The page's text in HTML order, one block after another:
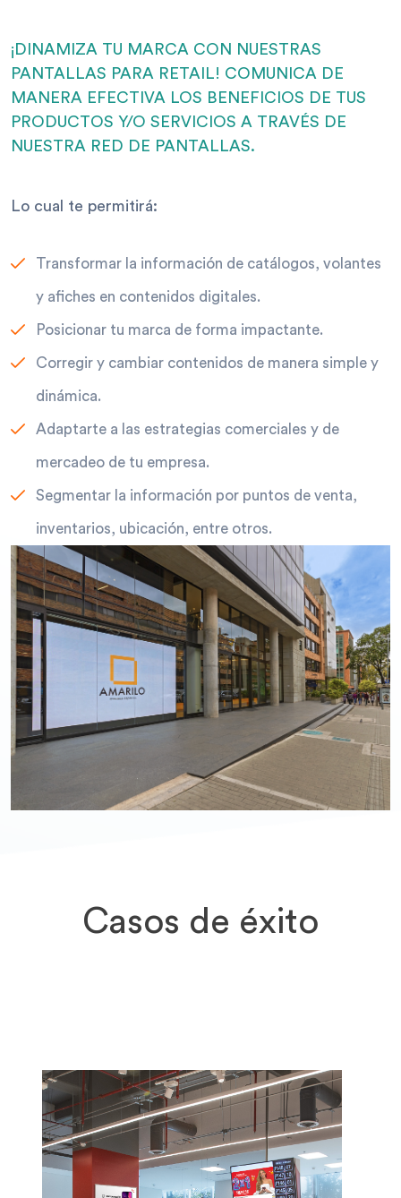
¡DINAMIZA TU MARCA CON NUESTRAS
PANTALLAS PARA RETAIL! COMUNICA DE
MANERA EFECTIVA LOS BENEFICIOS DE TUS
PRODUCTOS Y/O SERVICIOS A TRAVÉS DE
NUESTRA RED DE PANTALLAS.
Lo cual te permitirá:
Transformar la información de catálogos, volantes
y afiches en contenidos digitales.
Posicionar tu marca de forma impactante.
Corregir y cambiar contenidos de manera simple y
dinámica.
Adaptarte a las estrategias comerciales y de
mercadeo de tu empresa.
Segmentar la información por puntos de venta,
inventarios, ubicación, entre otros.
Casos de éxito